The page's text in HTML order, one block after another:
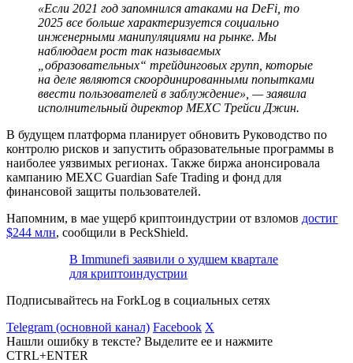
«Если 2021 год запомнился атаками на DeFi, то
2025 все больше характеризуется социально
инженерными манипуляциями на рынке. Мы
наблюдаем рост так называемых
„образовательных“ трейдинговых групп, которые
на деле являются скоординированными попытками
ввести пользователей в заблуждение», — заявила
исполнительный директор MEXC Трейси Джин.
В будущем платформа планирует обновить Руководство по
контролю рисков и запустить образовательные программы в
наиболее уязвимых регионах. Также биржа анонсировала
кампанию MEXC Guardian Safe Trading и фонд для
финансовой защиты пользователей.
Напомним, в мае ущерб криптоиндустрии от взломов достиг
$244 млн, сообщили в PeckShield.
В Immunefi заявили о худшем квартале
для криптоиндустрии
Подписывайтесь на ForkLog в социальных сетях
Telegram (основной канал) Facebook X
Нашли ошибку в тексте? Выделите ее и нажмите
CTRL+ENTER